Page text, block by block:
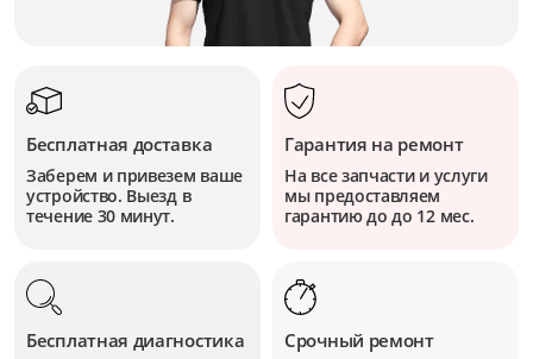
Бесплатная доставка
Заберем и привезем ваше
устройство. Выезд в
течение 30 минут.
Гарантия на ремонт
На все запчасти и услуги
мы предоставляем
гарантию до до 12 мес.
Бесплатная диагностика Срочный ремонт